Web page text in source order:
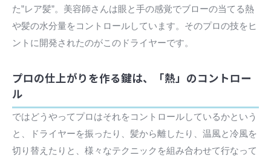
た”レア髪”。美容師さんは眼と手の感覚でブローの当てる熱
や髪の水分量をコントロールしています。そのプロの技をヒ
ントに開発されたのがこのドライヤーです。
プロの仕上がりを作る鍵は、「熱」のコントロー
ル
ではどうやってプロはそれをコントロールしているかという
と、ドライヤーを振ったり、髪から離したり、温風と冷風を
切り替えたりと、様々なテクニックを組み合わせて行なって